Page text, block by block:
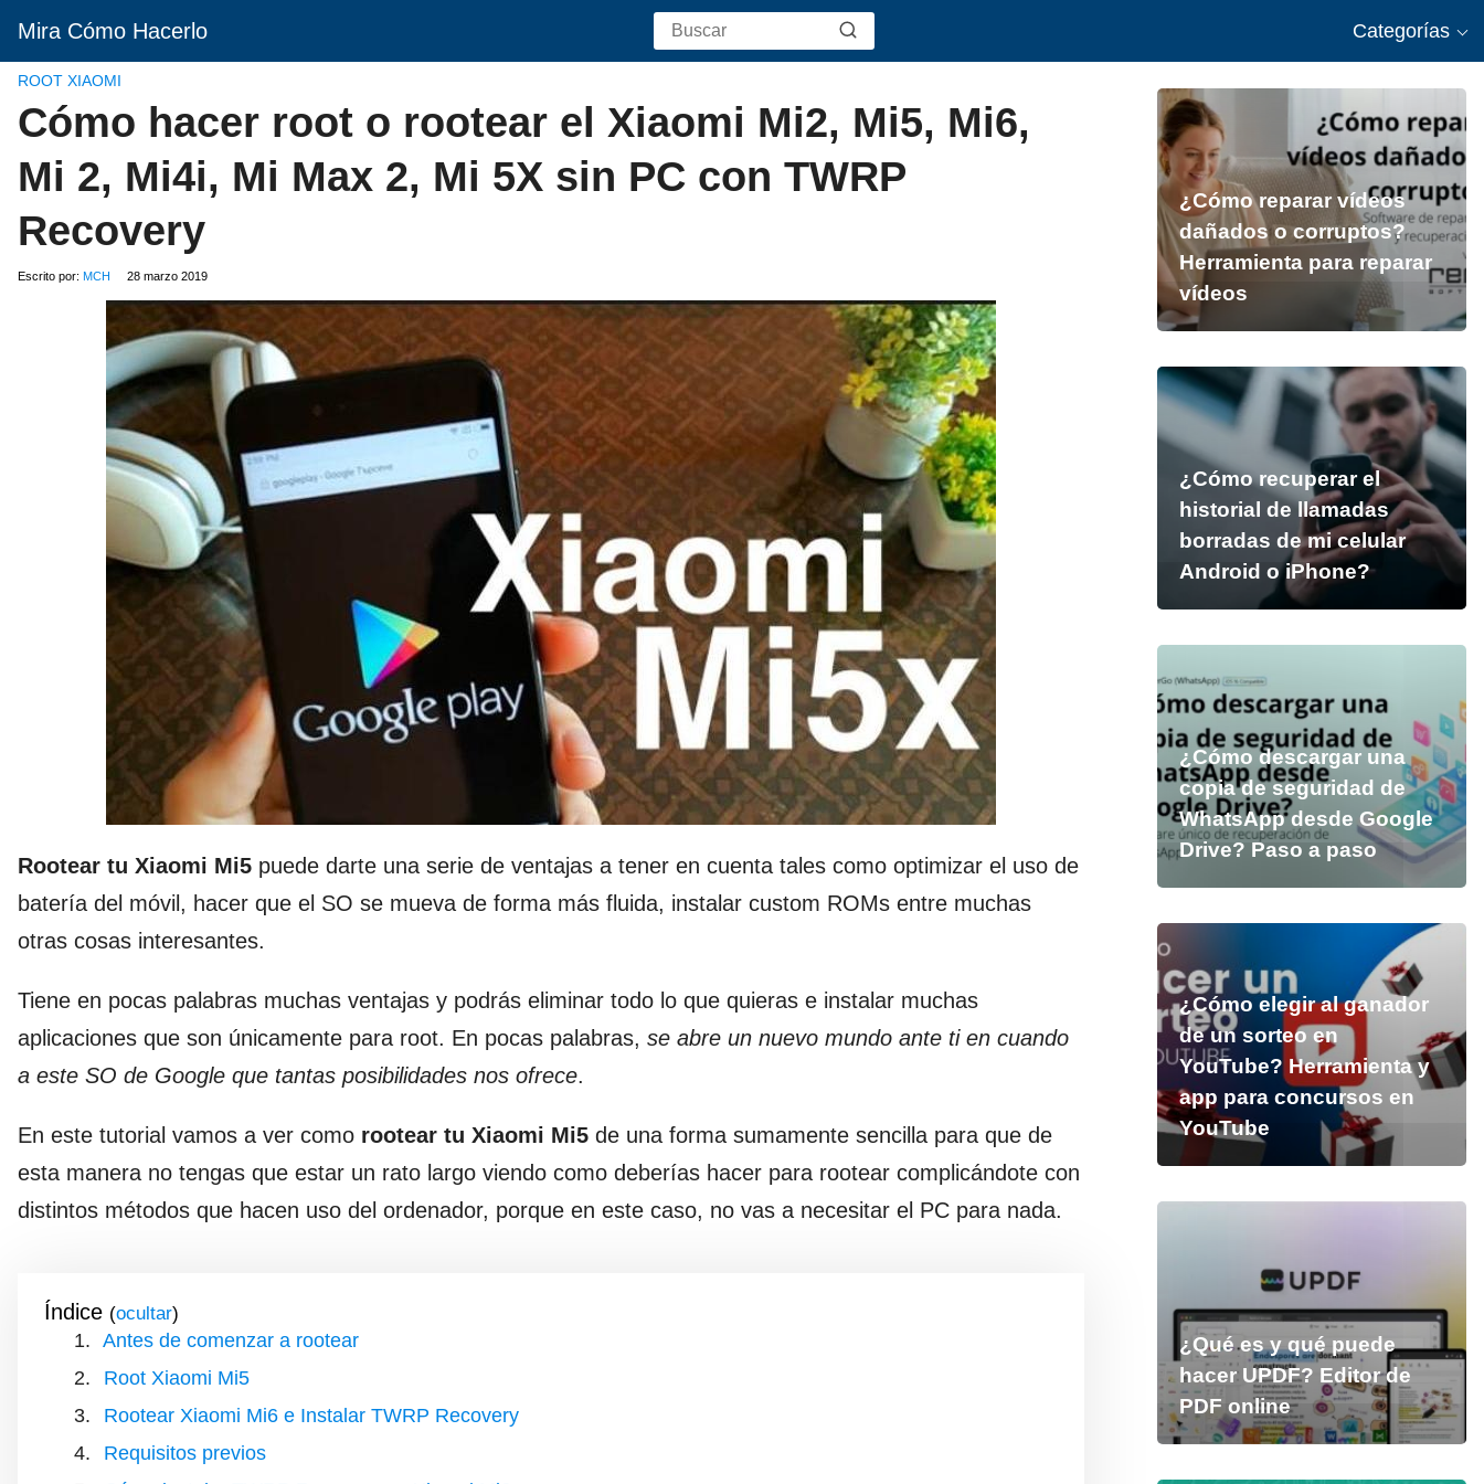
Mira Cómo Hacerlo Categorías
ROOT XIAOMI
Cómo hacer root o rootear el Xiaomi Mi2, Mi5, Mi6,
Mi 2, Mi4i, Mi Max 2, Mi 5X sin PC con TWRP
Recovery
Escrito por: MCH 28 marzo 2019
Rootear tu Xiaomi Mi5 puede darte una serie de ventajas a tener en cuenta tales como optimizar el uso de
batería del móvil, hacer que el SO se mueva de forma más fluida, instalar custom ROMs entre muchas
otras cosas interesantes.
Tiene en pocas palabras muchas ventajas y podrás eliminar todo lo que quieras e instalar muchas
aplicaciones que son únicamente para root. En pocas palabras, se abre un nuevo mundo ante ti en cuando
a este SO de Google que tantas posibilidades nos ofrece.
En este tutorial vamos a ver como rootear tu Xiaomi Mi5 de una forma sumamente sencilla para que de
esta manera no tengas que estar un rato largo viendo como deberías hacer para rootear complicándote con
distintos métodos que hacen uso del ordenador, porque en este caso, no vas a necesitar el PC para nada.
Índice ( )
Antes de comenzar a rootear
Root Xiaomi Mi5
Rootear Xiaomi Mi6 e Instalar TWRP Recovery
Requisitos previos
¿Cómo reparar vídeos
dañados o corruptos?
Herramienta para reparar
vídeos
¿Cómo recuperar el
historial de llamadas
borradas de mi celular
Android o iPhone?
¿Cómo descargar una
copia de seguridad de
WhatsApp desde Google
Drive? Paso a paso
¿Cómo elegir al ganador
de un sorteo en
YouTube? Herramienta y
app para concursos en
YouTube
¿Qué es y qué puede
hacer UPDF? Editor de
PDF online